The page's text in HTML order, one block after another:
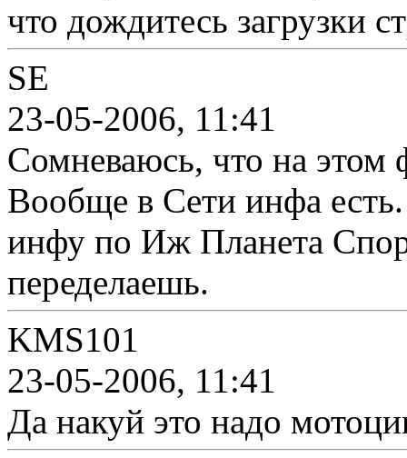
что дождитесь загрузки
SE
23-05-2006, 11:41
Сомневаюсь, что на этом
Вообще в Сети инфа
инфу по Иж Планета
переделаешь.
KMS101
23-05-2006, 11:41
Да накуй это надо